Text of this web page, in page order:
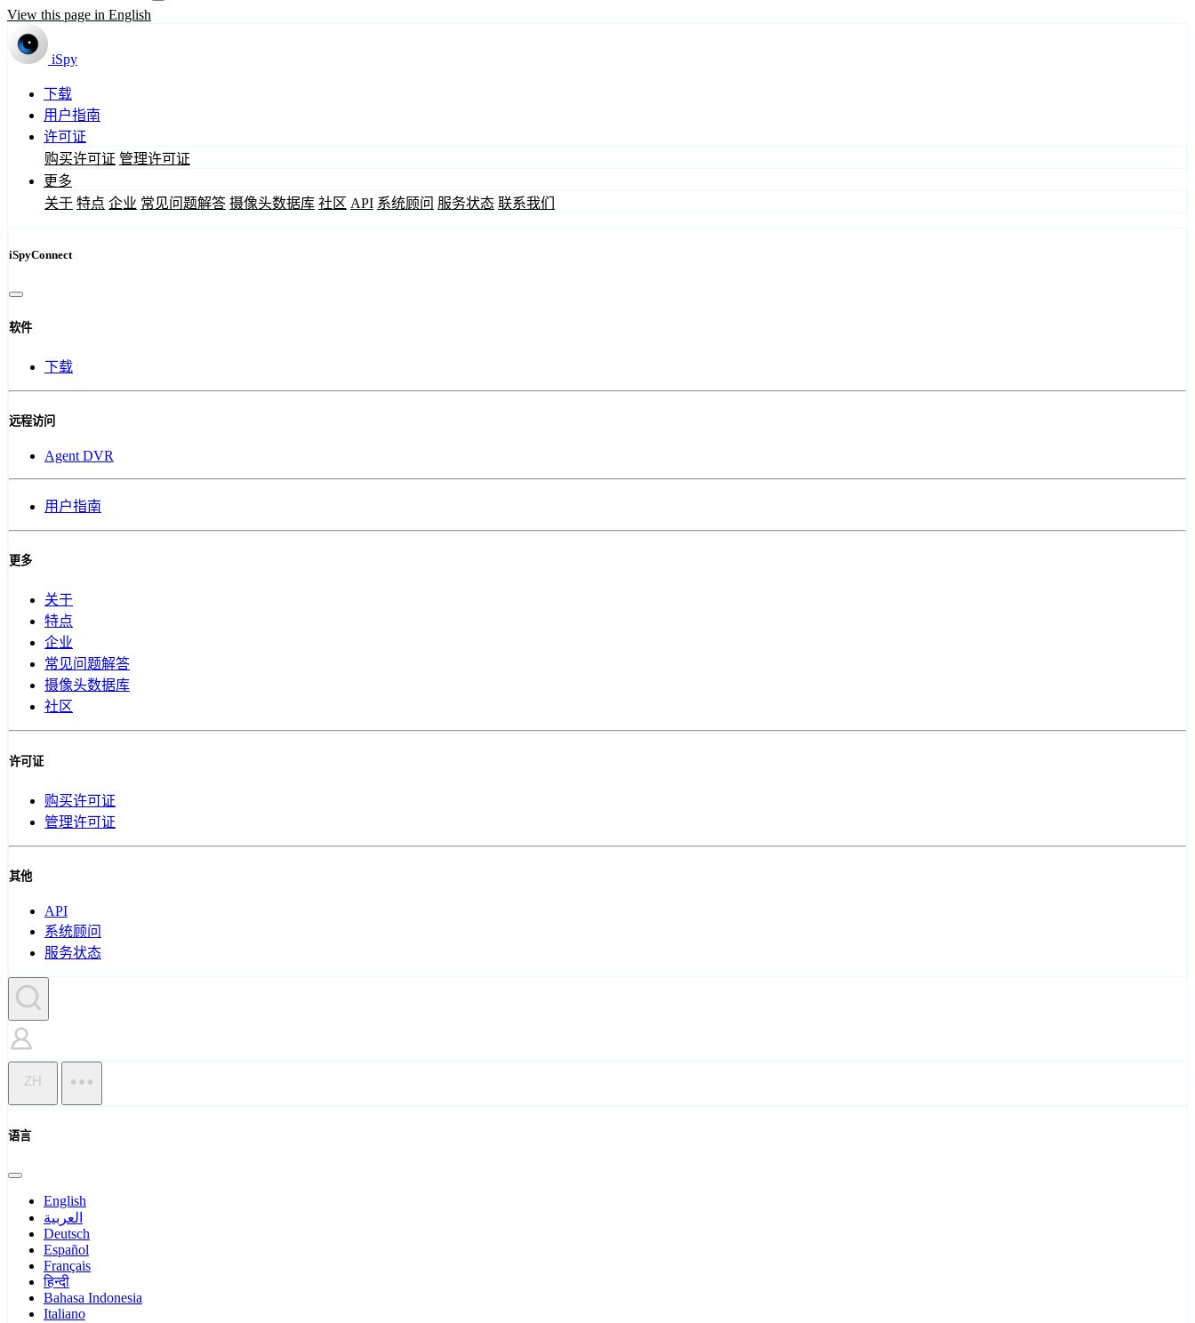
View this page in English
iSpy
下载
用户指南
许可证
购买许可证 管理许可证
更多
关于 特点 企业 常见问题解答 摄像头数据库 社区 API 系统顾问 服务状态 联系我们
iSpyConnect
软件
下载
远程访问
Agent DVR
用户指南
更多
关于
特点
企业
常见问题解答
摄像头数据库
社区
许可证
购买许可证
管理许可证
其他
API
系统顾问
服务状态
ZH
语言
English
العربية
Deutsch
Español
Français
हिन्दी
Bahasa Indonesia
Italiano